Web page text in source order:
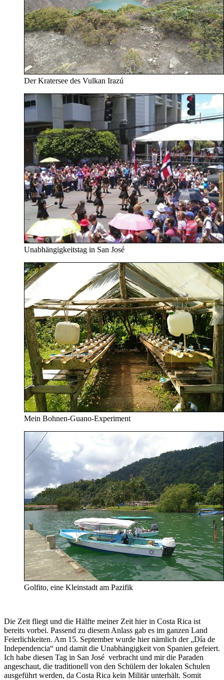
Der Kratersee des Vulkan Irazú
Unabhängigkeitstag in San José
Mein Bohnen-Guano-Experiment
Golfito, eine Kleinstadt am Pazifik
Die Zeit fliegt und die Hälfte meiner Zeit hier in Costa Rica ist
bereits vorbei. Passend zu diesem Anlass gab es im ganzen Land
Feierlichkeiten. Am 15. September wurde hier nämlich der „Día de
Independencia“ und damit die Unabhängigkeit von Spanien gefeiert.
Ich habe diesen Tag in San José verbracht und mir die Paraden
angeschaut, die traditionell von den Schülern der lokalen Schulen
ausgeführt werden, da Costa Rica kein Militär unterhält. Somit